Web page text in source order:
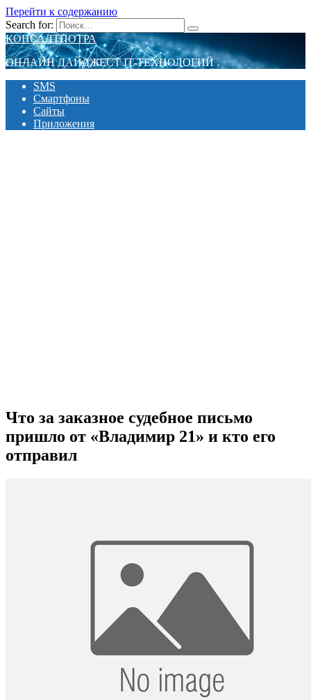
Перейти к содержанию
Search for:
КОНСАЛТПОТРА
ОНЛАЙН ДАЙДЖЕСТ IT-ТЕХНОЛОГИЙ
SMS
Смартфоны
Сайты
Приложения
Что за заказное судебное письмо
пришло от «Владимир 21» и кто его
отправил